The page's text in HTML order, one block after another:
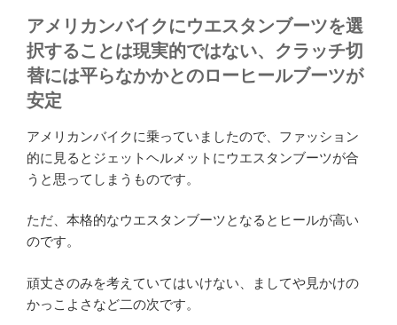
アメリカンバイクにウエスタンブーツを選
択することは現実的ではない、クラッチ切
替には平らなかかとのローヒールブーツが
安定
アメリカンバイクに乗っていましたので、ファッション
的に見るとジェットヘルメットにウエスタンブーツが合
うと思ってしまうものです。
ただ、本格的なウエスタンブーツとなるとヒールが高い
のです。
頑丈さのみを考えていてはいけない、ましてや見かけの
かっこよさなど二の次です。